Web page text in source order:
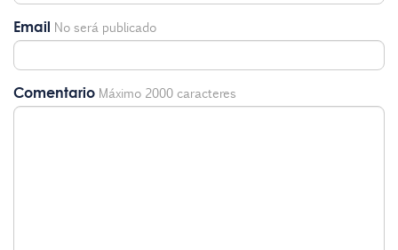
Email No será publicado
Comentario Máximo 2000 caracteres